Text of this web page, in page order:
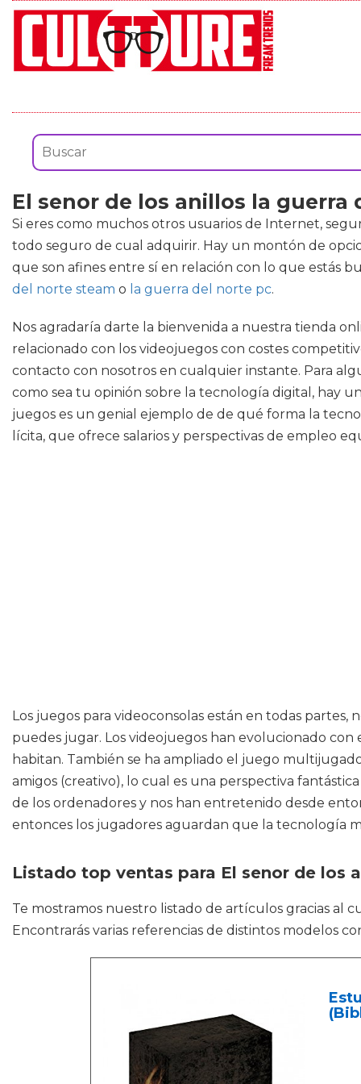
El senor de los anillos la guerra
Si eres como muchos otros usuarios de Internet,
todo seguro de cual adquirir. Hay un montón de
que son afines entre sí en relación con lo que estás
del norte steam o la guerra del norte pc.
Nos agradaría darte la bienvenida a nuestra tienda
relacionado con los videojuegos con costes
contacto con nosotros en cualquier instante. Para
como sea tu opinión sobre la tecnología digital, hay
juegos es un genial ejemplo de de qué forma la
lícita, que ofrece salarios y perspectivas de empleo
Los juegos para videoconsolas están en todas
puedes jugar. Los videojuegos han evolucionado con
habitan. También se ha ampliado el juego
amigos (creativo), lo cual es una perspectiva
de los ordenadores y nos han entretenido desde
entonces los jugadores aguardan que la tecnología
Listado top ventas para El senor de los
Te mostramos nuestro listado de artículos gracias al
Encontrarás varias referencias de distintos modelos